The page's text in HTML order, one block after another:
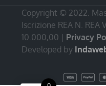
Copyright © 2022.
Iscrizione REA N. REA
10.000,00 | Privacy
Developed by